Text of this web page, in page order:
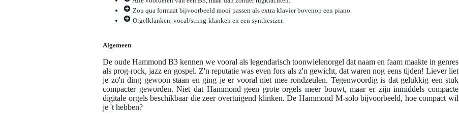
Zou qua formaat bijvoorbeeld mooi passen als extra klavier bovenop een piano.
Orgelklanken, vocal/string-klanken en een synthesizer.
Algemeen
De oude Hammond B3 kennen we vooral als legendarisch toonwielenorgel dat naam en faam maakte in genres
als prog-rock, jazz en gospel. Z'n reputatie was even fors als z'n gewicht, dat waren nog eens tijden! Liever liet
je zo'n ding gewoon staan en ging je er vooral niet mee rondzeulen. Tegenwoordig is dat gelukkig een stuk
compacter geworden. Niet dat Hammond geen grote orgels meer bouwt, maar er zijn inmiddels compacte
digitale orgels beschikbaar die zeer overtuigend klinken. De Hammond M-solo bijvoorbeeld, hoe compact wil
je 't hebben?